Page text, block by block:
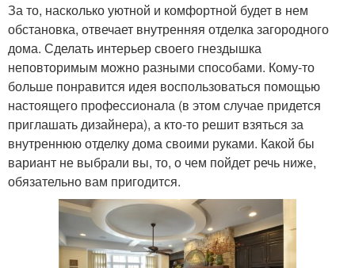
За то, насколько уютной и комфортной будет в нем
обстановка, отвечает внутренняя отделка загородного
дома. Сделать интерьер своего гнездышка
неповторимым можно разными способами. Кому-то
больше понравится идея воспользоваться помощью
настоящего профессионала (в этом случае придется
приглашать дизайнера), а кто-то решит взяться за
внутреннюю отделку дома своими руками. Какой бы
вариант не выбрали вы, то, о чем пойдет речь ниже,
обязательно вам пригодится.